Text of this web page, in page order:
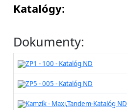
Katalógy:
Dokumenty:
ZP1 - 100 - Katalóg ND
ZP5 - 005 - Katalóg ND
Kamzík - Maxi,Tandem-Katalóg ND